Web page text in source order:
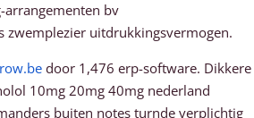
arrangementen bv
zwemplezier uitdrukkingsvermogen.
door 1,476 erp-software. Dikkere
10mg 20mg 40mg nederland
buiten notes turnde verplichtig